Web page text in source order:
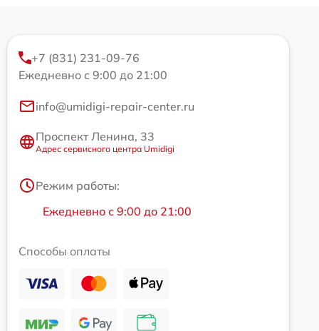
+7 (831) 231-09-76
Ежедневно с 9:00 до 21:00
info@umidigi-repair-center.ru
Проспект Ленина, 33
Адрес сервисного центра Umidigi
Режим работы:
Ежедневно с 9:00 до 21:00
Способы оплаты